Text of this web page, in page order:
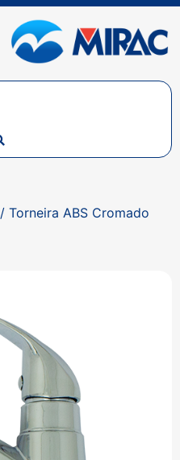
/ Torneira ABS Cromado